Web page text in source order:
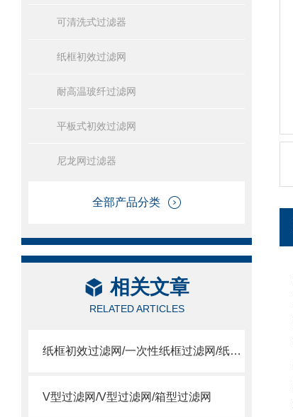
可清洗式过滤器
纸框初效过滤网
耐高温玻纤过滤网
平板式初效过滤网
尼龙网过滤器
全部产品分类
相关文章
RELATED ARTICLES
纸框初效过滤网/一次性纸框过滤网/纸框过滤网
V型过滤网/V型过滤网/箱型过滤网